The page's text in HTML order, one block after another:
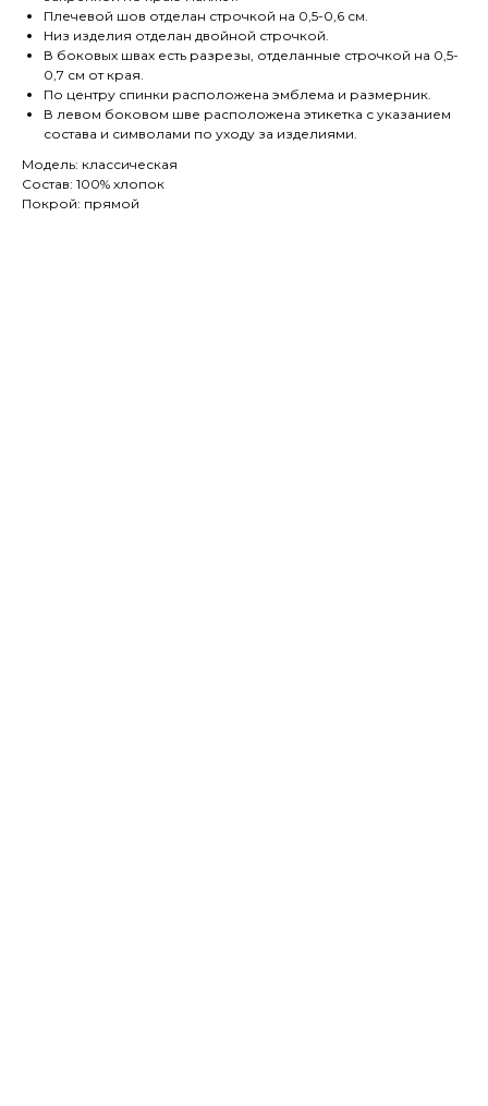
Плечевой шов отделан строчкой на 0,5-0,6 см.
Низ изделия отделан двойной строчкой.
В боковых швах есть разрезы, отделанные строчкой на 0,5-
0,7 см от края.
По центру спинки расположена эмблема и размерник.
В левом боковом шве расположена этикетка с указанием
состава и символами по уходу за изделиями.
Модель: классическая
Состав: 100% хлопок
Покрой: прямой